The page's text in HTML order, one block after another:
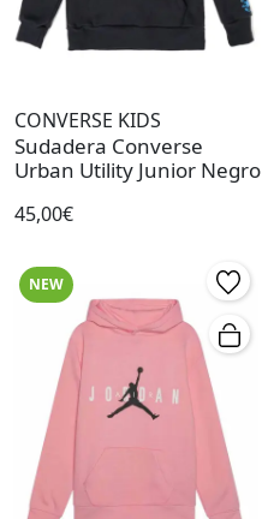
CONVERSE KIDS
Sudadera Converse
Urban Utility Junior Negro
45,00€
NEW